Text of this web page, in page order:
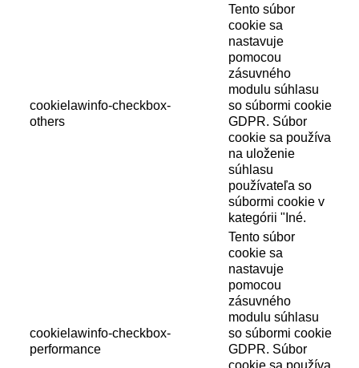
cookielawinfo-checkbox-
others
Tento súbor
cookie sa
nastavuje
pomocou
zásuvného
modulu súhlasu
so súbormi cookie
GDPR. Súbor
cookie sa používa
na uloženie
súhlasu
používateľa so
súbormi cookie v
kategórii "Iné.
cookielawinfo-checkbox-
performance
Tento súbor
cookie sa
nastavuje
pomocou
zásuvného
modulu súhlasu
so súbormi cookie
GDPR. Súbor